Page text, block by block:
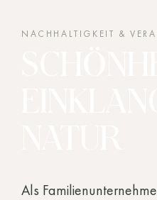
NACHHALTIGKEIT &
Als